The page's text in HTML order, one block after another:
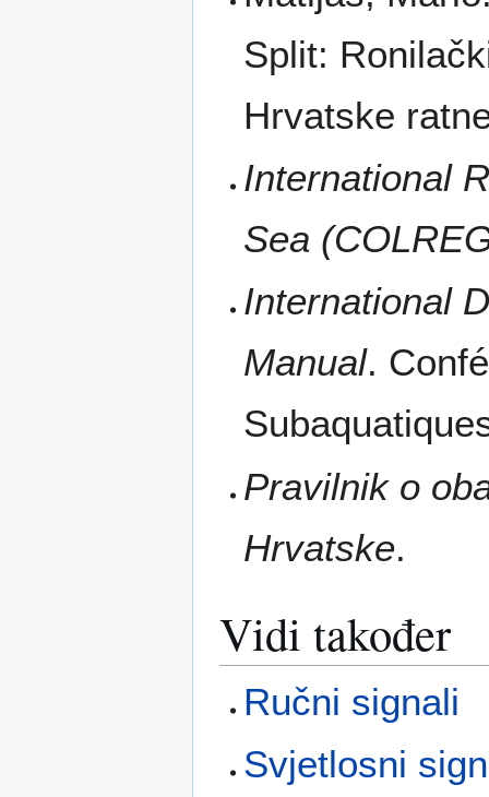
Split:
Hrvatske
International
Sea
International
Manual.
Pravilnik o
Hrvatske.
Vidi također
Ručni signali
Svjetlosni